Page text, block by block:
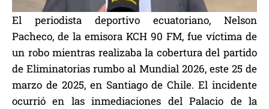
El periodista deportivo ecuatoriano, Nelson
Pacheco, de la emisora KCH 90 FM, fue víctima de
un robo mientras realizaba la cobertura del partido
de Eliminatorias rumbo al Mundial 2026, este 25 de
marzo de 2025, en Santiago de Chile. El incidente
ocurrió en las inmediaciones del Palacio de la